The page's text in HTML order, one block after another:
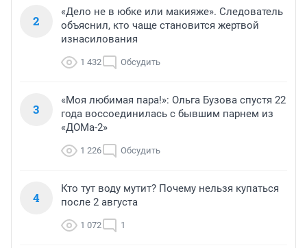
2
«Дело не в юбке или макияже». Следователь
объяснил, кто чаще становится жертвой
изнасилования
1 432 Обсудить
3
«Моя любимая пара!»: Ольга Бузова спустя 22
года воссоединилась с бывшим парнем из
«ДОМа-2»
1 226 Обсудить
4
Кто тут воду мутит? Почему нельзя купаться
после 2 августа
1 072 1